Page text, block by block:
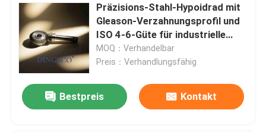
CNC-Zahnmaschinen
Ausrüstung für Roboter
Ausrüstung für Hypoide
Präzisions-Stahl-Hypoidrad mit
Gleason-Verzahnungsprofil und
ISO 4-6-Güte für industrielle
Reduktionsgetriebe
MOQ：Verhandelbar
Preis：Verhandlungsfähig
Bestpreis Kontakt